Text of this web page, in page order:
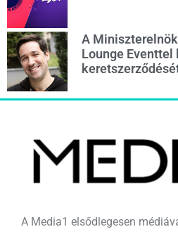
A
Lounge Eventtel
A Media1 elsődlegesen